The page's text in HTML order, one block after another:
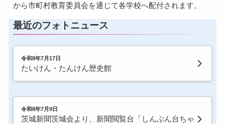
から市町村教育委員会を通じて各学校へ配付されます。
最近のフォトニュース
令和8年7月17日
たいけん・たんけん歴史館
令和8年7月9日
茨城新聞茨城会より、新聞閲覧台「しんぶん台ちゃ